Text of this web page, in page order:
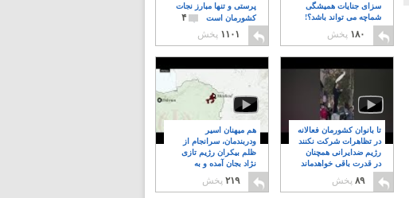
پرستی و تنها مبارز نجات
کشورمان است
۴
۱۱۰۱ پخش
سزای جنایات همیشگی
شماچه می تواند باشد؟!
۸
۱۸۰ پخش
هم میهنان اسیر
ودربندمان، سرانجام از
ظلم بیکران رژیم تازی
نژاد بجان آمده و به
۲۱۹ پخش
تا بانوان کشورمان فعالانه
در تظاهرات شرکت نکنند
رژیم ضدایرانی همچنان
در قدرت باقی خواهدماند
۸
۸۹ پخش